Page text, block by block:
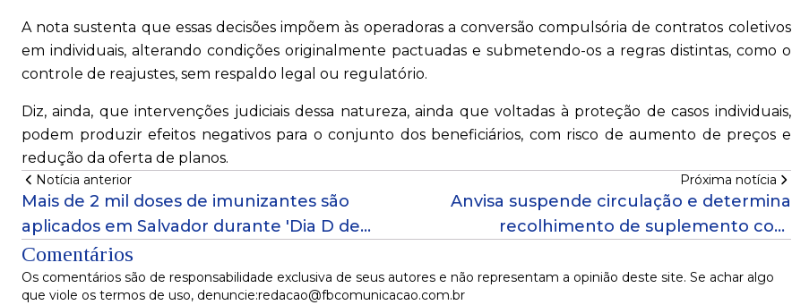
A nota sustenta que essas decisões impõem às operadoras a conversão compulsória de contratos coletivos
em individuais, alterando condições originalmente pactuadas e submetendo-os a regras distintas, como o
controle de reajustes, sem respaldo legal ou regulatório.
Diz, ainda, que intervenções judiciais dessa natureza, ainda que voltadas à proteção de casos individuais,
podem produzir efeitos negativos para o conjunto dos beneficiários, com risco de aumento de preços e
redução da oferta de planos.
Notícia anterior
Mais de 2 mil doses de imunizantes são
aplicados em Salvador durante 'Dia D de
Vacinação'
Próxima notícia
Anvisa suspende circulação e determina
recolhimento de suplemento com
Comentários
Os comentários são de responsabilidade exclusiva de seus autores e não representam a opinião deste site. Se achar algo
que viole os termos de uso, denuncie:redacao@fbcomunicacao.com.br